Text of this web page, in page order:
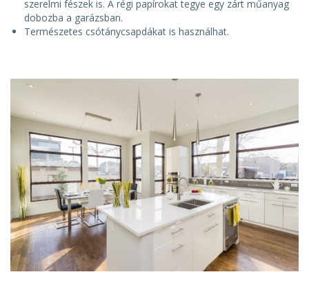
szerelmi fészek is. A régi papírokat tegye egy zárt műanyag
dobozba a garázsban.
Természetes csótánycsapdákat is használhat.